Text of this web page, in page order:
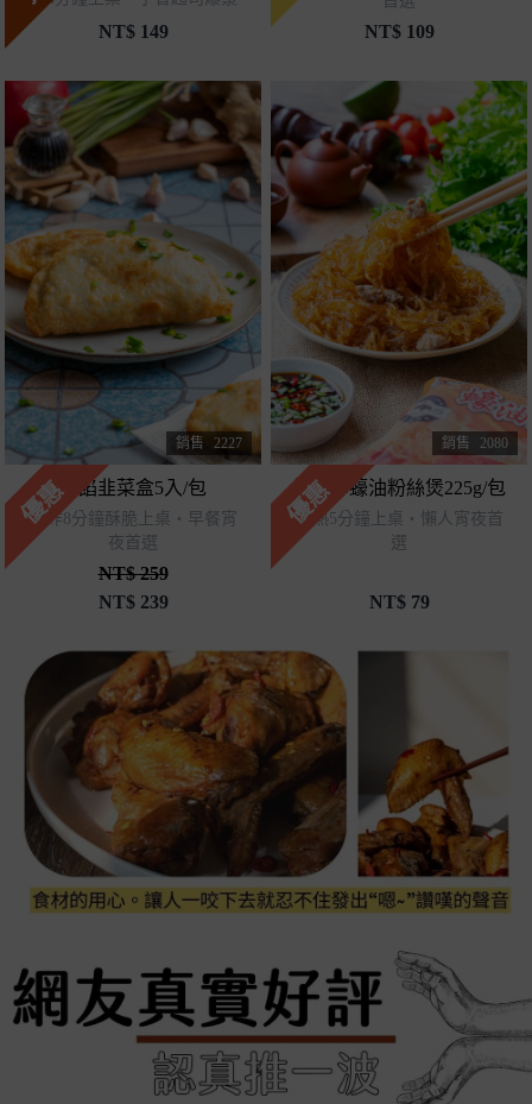
NT$149 NT$109
銷售 2227
優惠爆餡韭菜盒5入/包
氣炸8分鐘酥脆上桌・早餐宵
夜首選
NT$ 259
NT$239
銷售 2080
優惠
總鋪師蠔油粉絲煲225g/包
加熱5分鐘上桌・懶人宵夜首
選
NT$79